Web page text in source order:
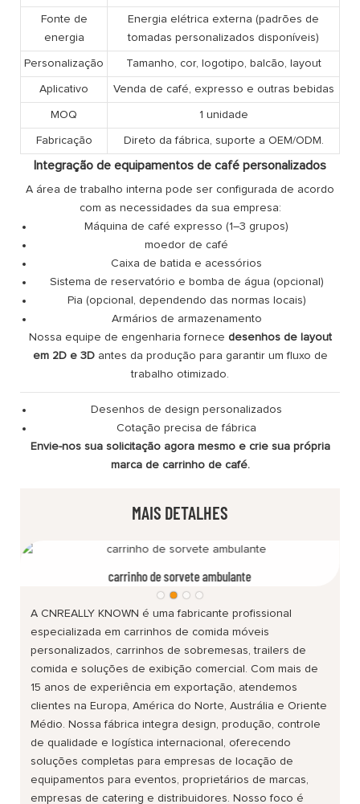
Fonte de
energia
Energia elétrica externa (padrões de
tomadas personalizados disponíveis)
Personalização Tamanho, cor, logotipo, balcão, layout
Aplicativo Venda de café, expresso e outras bebidas
MOQ 1 unidade
Fabricação Direto da fábrica, suporte a OEM/ODM.
Integração de equipamentos de café personalizados
A área de trabalho interna pode ser configurada de acordo
com as necessidades da sua empresa:
Máquina de café expresso (1–3 grupos)
moedor de café
Caixa de batida e acessórios
Sistema de reservatório e bomba de água (opcional)
Pia (opcional, dependendo das normas locais)
Armários de armazenamento
Nossa equipe de engenharia fornece desenhos de layout
em 2D e 3Dantes da produção para garantir um fluxo de
trabalho otimizado.
Desenhos de design personalizados
Cotação precisa de fábrica
Envie-nos sua solicitação agora mesmo e crie sua própria
marca de carrinho de café.
MAIS DETALHES
carrinho de sorvete ambulante
A CNREALLY KNOWN é uma fabricante profissional
especializada em carrinhos de comida móveis
personalizados, carrinhos de sobremesas, trailers de
comida e soluções de exibição comercial. Com mais de
15 anos de experiência em exportação, atendemos
clientes na Europa, América do Norte, Austrália e Oriente
Médio. Nossa fábrica integra design, produção, controle
de qualidade e logística internacional, oferecendo
soluções completas para empresas de locação de
equipamentos para eventos, proprietários de marcas,
empresas de catering e distribuidores. Nosso foco é